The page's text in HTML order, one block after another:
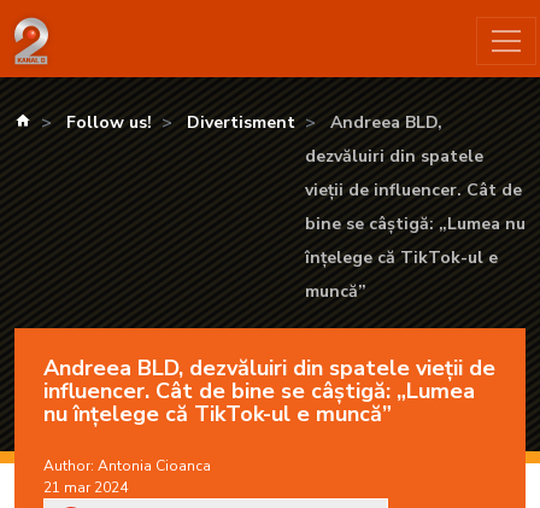
Andreea BLD, dezvăluiri din spatele vieții de influencer. Cât
kanald.ro
Follow us! Divertisment
Andreea BLD,
dezvăluiri din spatele
vieții de influencer. Cât de
bine se câștigă: „Lumea nu
înțelege că TikTok-ul e
muncă”
Andreea BLD, dezvăluiri din spatele vieții de
influencer. Cât de bine se câștigă: „Lumea
nu înțelege că TikTok-ul e muncă”
Author: Antonia Cioanca
21 mar 2024